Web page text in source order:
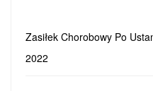
Zasiłek Chorobowy Po
2022